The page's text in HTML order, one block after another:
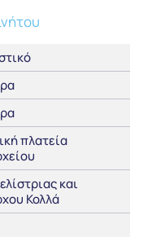
πλατεία
και
Κολλά